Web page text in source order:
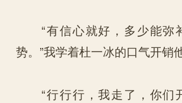
“有信心就好，多少能弥
势。”我学着杜一冰的口气开销他
“行行行，我走了，你们